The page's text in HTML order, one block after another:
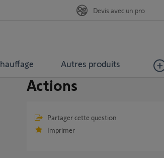
Autres produits
Devis avec un pro
Actions
Partager cette question
Imprimer